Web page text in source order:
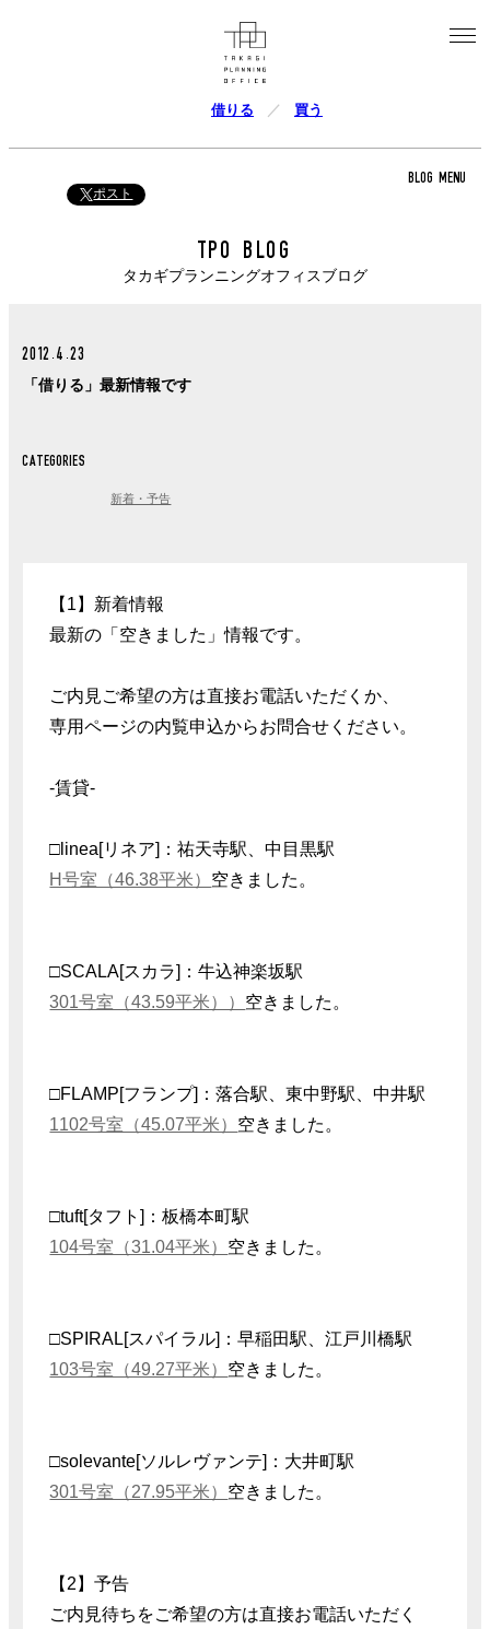
借りる 買う
ポスト
BLOG MENU
TPO BLOG
タカギプランニングオフィスブログ
2012.4.23
「借りる」最新情報です
CATEGORIES
新着・予告
【1】新着情報
最新の「空きました」情報です。
ご内見ご希望の方は直接お電話いただくか、
専用ページの内覧申込からお問合せください。
-賃貸-
□linea[リネア]：祐天寺駅、中目黒駅
H号室（46.38平米） 空きました。
□SCALA[スカラ]：牛込神楽坂駅
301号室（43.59平米）） 空きました。
□FLAMP[フランプ]：落合駅、東中野駅、中井駅
1102号室（45.07平米） 空きました。
□tuft[タフト]：板橋本町駅
104号室（31.04平米） 空きました。
□SPIRAL[スパイラル]：早稲田駅、江戸川橋駅
103号室（49.27平米） 空きました。
□solevante[ソルレヴァンテ]：大井町駅
301号室（27.95平米） 空きました。
【2】予告
ご内見待ちをご希望の方は直接お電話いただく